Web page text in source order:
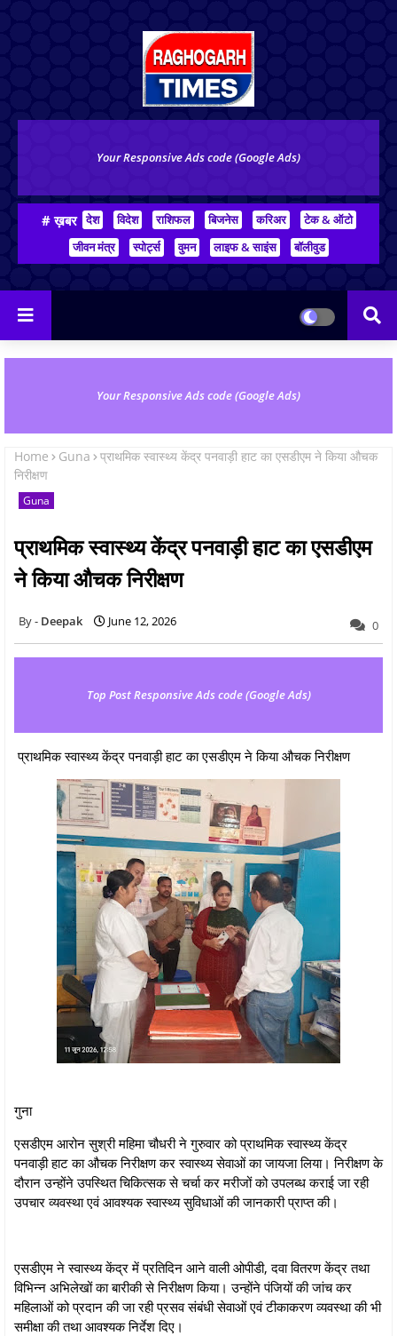
Your Responsive Ads code (Google Ads)
# ख़बर देश विदेश राशिफल बिजनेस करिअर
टेक & ऑटो
जीवन मंत्र
स्पोर्ट्स वुमन लाइफ & साइंस बॉलीवुड
Your Responsive Ads code (Google Ads)
Home Guna
प्राथमिक स्वास्थ्य केंद्र पनवाड़ी हाट का एसडीएम ने किया औचक
निरीक्षण
Guna
प्राथमिक स्वास्थ्य केंद्र पनवाड़ी हाट का एसडीएम
ने किया औचक निरीक्षण
Deepak June 12, 2026 0
Top Post Responsive Ads code (Google Ads)
प्राथमिक स्वास्थ्य केंद्र पनवाड़ी हाट का एसडीएम ने किया औचक निरीक्षण
गुना
एसडीएम आरोन सुश्री महिमा चौधरी ने गुरुवार को प्राथमिक स्वास्थ्य केंद्र
पनवाड़ी हाट का औचक निरीक्षण कर स्वास्थ्य सेवाओं का जायजा लिया। निरीक्षण के
दौरान उन्होंने उपस्थित चिकित्सक से चर्चा कर मरीजों को उपलब्ध कराई जा रही
उपचार व्यवस्था एवं आवश्यक स्वास्थ्य सुविधाओं की जानकारी प्राप्त की।
एसडीएम ने स्वास्थ्य केंद्र में प्रतिदिन आने वाली ओपीडी, दवा वितरण केंद्र तथा
विभिन्न अभिलेखों का बारीकी से निरीक्षण किया। उन्होंने पंजियों की जांच कर
महिलाओं को प्रदान की जा रही प्रसव संबंधी सेवाओं एवं टीकाकरण व्यवस्था की भी
समीक्षा की तथा आवश्यक निर्देश दिए।